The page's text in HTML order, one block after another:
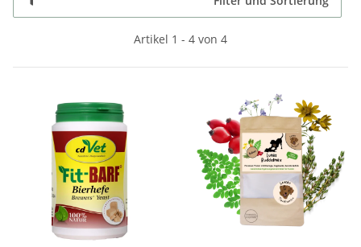
Artikel 1 - 4 von 4